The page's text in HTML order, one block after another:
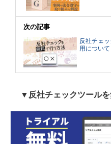
次の記事
反社チェ
用につい
▼反社チェックツール